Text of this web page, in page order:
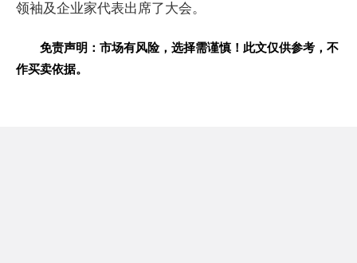
领袖及企业家代表出席了大会。
免责声明：市场有风险，选择需谨慎！此文仅供参考，不
作买卖依据。